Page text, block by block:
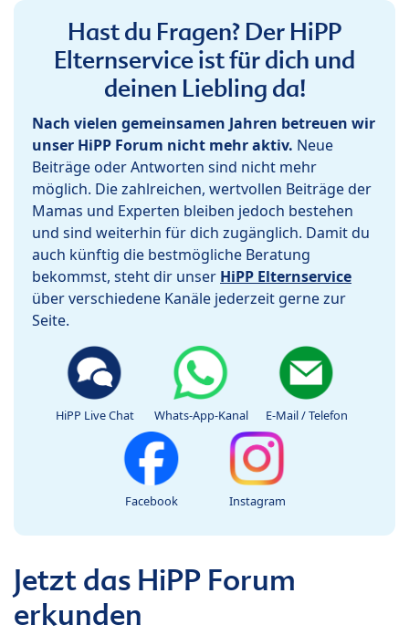
Hast du Fragen? Der HiPP
Elternservice ist für dich und
deinen Liebling da!
Nach vielen gemeinsamen Jahren betreuen wir
unser HiPP Forum nicht mehr aktiv. Neue
Beiträge oder Antworten sind nicht mehr
möglich. Die zahlreichen, wertvollen Beiträge der
Mamas und Experten bleiben jedoch bestehen
und sind weiterhin für dich zugänglich. Damit du
auch künftig die bestmögliche Beratung
bekommst, steht dir unser HiPP Elternservice
über verschiedene Kanäle jederzeit gerne zur
Seite.
HiPP Live Chat Whats-App-Kanal E-Mail / Telefon
Facebook Instagram
Jetzt das HiPP Forum
erkunden